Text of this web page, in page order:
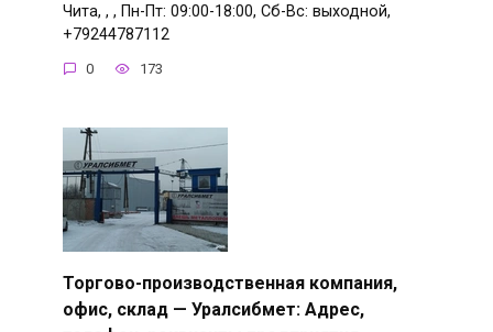
Чита, , , Пн-Пт: 09:00-18:00, Сб-Вс: выходной,
+79244787112
0 173
Торгово-производственная компания,
офис, склад — Уралсибмет: Адрес,